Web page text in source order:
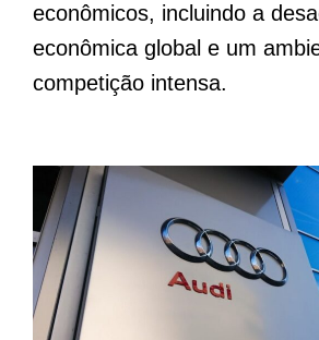
econômicos, incluindo a
econômica global e um
competição intensa.